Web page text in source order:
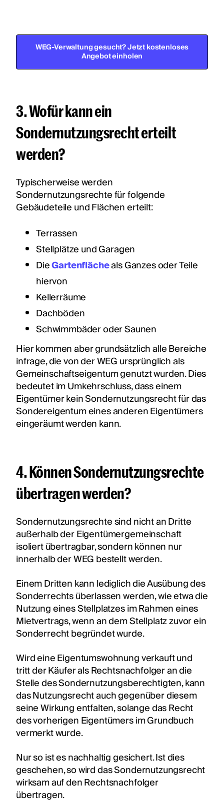
WEG-Verwaltung gesucht? Jetzt kostenloses
Angebot einholen
3. Wofür kann ein
Sondernutzungsrecht erteilt
werden?
Typischerweise werden
Sondernutzungsrechte für folgende
Gebäudeteile und Flächen erteilt:
Terrassen
Stellplätze und Garagen
DieGartenflächeals Ganzes oder Teile
hiervon
Kellerräume
Dachböden
Schwimmbäder oder Saunen
Hier kommen aber grundsätzlich alle Bereiche
infrage, die von der WEG ursprünglich als
Gemeinschaftseigentum genutzt wurden. Dies
bedeutet im Umkehrschluss, dass einem
Eigentümer kein Sondernutzungsrecht für das
Sondereigentum eines anderen Eigentümers
eingeräumt werden kann.
4. Können Sondernutzungsrechte
übertragen werden?
Sondernutzungsrechte sind nicht an Dritte
außerhalb der Eigentümergemeinschaft
isoliert übertragbar, sondern können nur
innerhalb der WEG bestellt werden.
Einem Dritten kann lediglich die Ausübung des
Sonderrechts überlassen werden, wie etwa die
Nutzung eines Stellplatzes im Rahmen eines
Mietvertrags, wenn an dem Stellplatz zuvor ein
Sonderrecht begründet wurde.
Wird eine Eigentumswohnung verkauft und
tritt der Käufer als Rechtsnachfolger an die
Stelle des Sondernutzungsberechtigten, kann
das Nutzungsrecht auch gegenüber diesem
seine Wirkung entfalten, solange das Recht
des vorherigen Eigentümers im Grundbuch
vermerkt wurde.
Nur so ist es nachhaltig gesichert. Ist dies
geschehen, so wird das Sondernutzungsrecht
wirksam auf den Rechtsnachfolger
übertragen.